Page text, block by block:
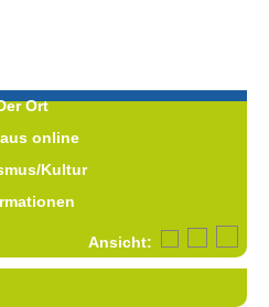
Ort
online
Kultur
Ansicht: